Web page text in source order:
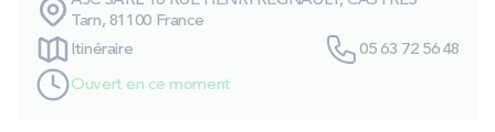
PROMOS
Technologie bultex
Tarn, 81100 France
Itinéraire
05 63 72 56 48
Ouvert en ce moment